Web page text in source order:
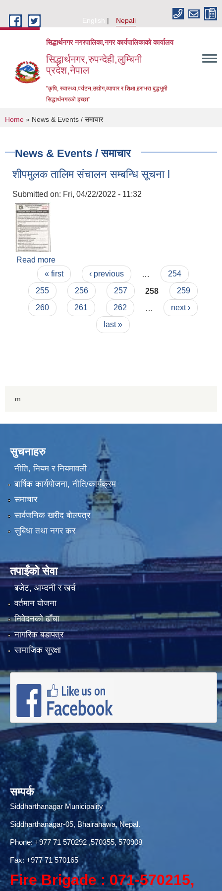
English
Nepali
सिद्धार्थनगर नगरपालिका,नगर कार्यपालिकाको कार्यालय
सिद्धार्थनगर,रुपन्देही,लुम्बिनी
प्रदेश,नेपाल
"कृषि, स्वास्थ्य,पर्यटन,उद्योग,व्यापार र शिक्षा,हराभरा बुद्धभूमी
सिद्धार्थनगरको इच्छा"
You are here
Home » News & Events / समाचार
News & Events / समाचार
शीपमुलक तालिम संचालन सम्बन्धि सूचना l
Submitted on: Fri, 04/22/2022 - 11:32
Read more
Pages« first ‹ previous
254
255
256 257 258
259
260
261 262
next ›
last »
m
सुचनाहरु
नीति, नियम र नियमावली
बार्षिक कार्ययोजना, नीति/कार्यक्रम
समाचार
सार्वजनिक खरीद बोलपत्र
सुबिधा तथा नगर कर
तपाईंको सेवा
बजेट, आम्दनी र खर्च
वर्तमान योजना
निवेदनको ढाँचा
नागरिक बडापत्र
सामाजिक सुरक्षा
सम्पर्क
Siddharthanagar Municipality
Siddharthanagar-05, Bhairahawa, Nepal.
Phone:+977 71 570292,570355, 570908
Fax: +977 71 570165
Fire Brigade : 071-570215,